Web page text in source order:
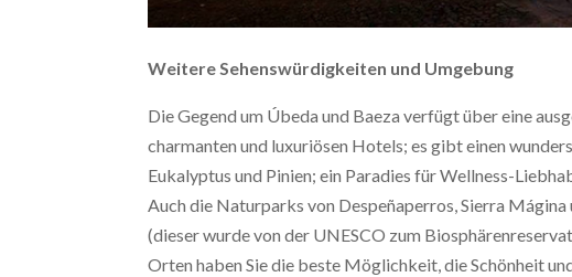
Weitere Sehenswürdigkeiten und Umgebung
Die Gegend um Úbeda und Baeza verfügt über eine
charmanten und luxuriösen Hotels; es gibt einen
Eukalyptus und Pinien; ein Paradies für Wellness-
Auch die Naturparks von Despeñaperros, Sierra Mágina
(dieser wurde von der UNESCO zum
Orten haben Sie die beste Möglichkeit, die Schönheit